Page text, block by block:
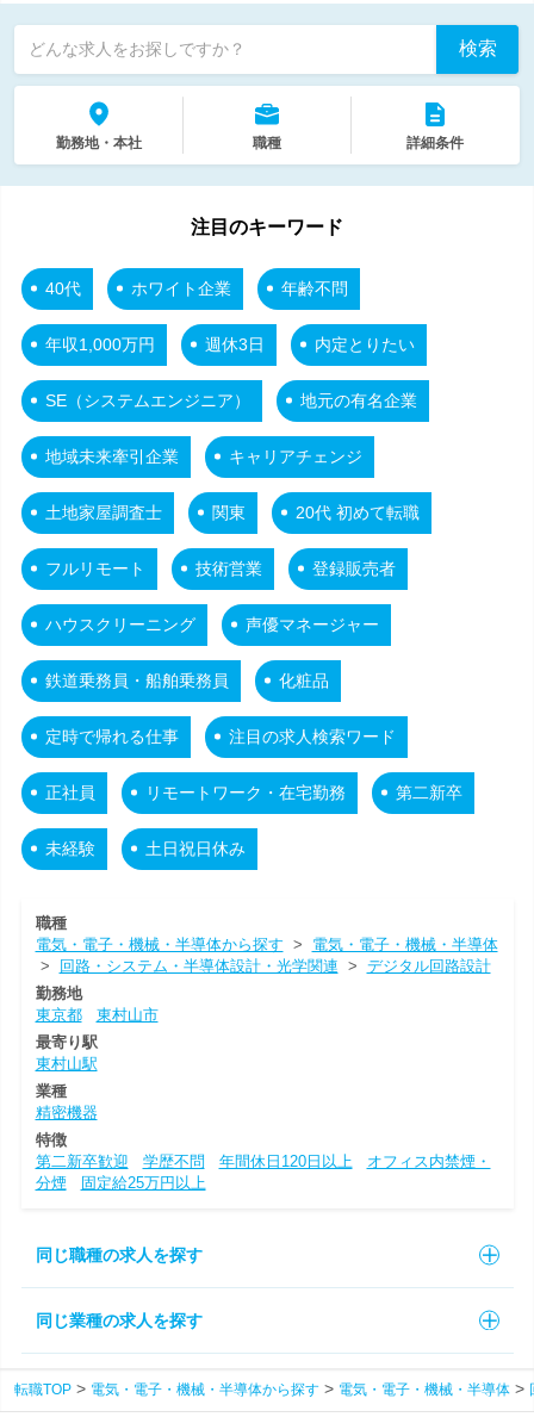
どんな求人をお探しですか？ 検索
勤務地・本社 職種 詳細条件
注目のキーワード
40代 ホワイト企業 年齢不問
年収1,000万円 週休3日 内定とりたい
SE（システムエンジニア） 地元の有名企業
地域未来牽引企業 キャリアチェンジ
土地家屋調査士 関東 20代 初めて転職
フルリモート 技術営業 登録販売者
ハウスクリーニング 声優マネージャー
鉄道乗務員・船舶乗務員 化粧品
定時で帰れる仕事 注目の求人検索ワード
正社員 リモートワーク・在宅勤務 第二新卒
未経験 土日祝日休み
職種
電気・電子・機械・半導体から探す > 電気・電子・機械・半導体
> 回路・システム・半導体設計・光学関連 > デジタル回路設計
勤務地
東京都
東村山市
最寄り駅
東村山駅
業種
精密機器
特徴
第二新卒歓迎
学歴不問 年間休日120日以上
オフィス内禁煙・
分煙
固定給25万円以上
同じ職種の求人を探す
同じ業種の求人を探す
転職TOP 電気・電子・機械・半導体から探す 電気・電子・機械・半導体